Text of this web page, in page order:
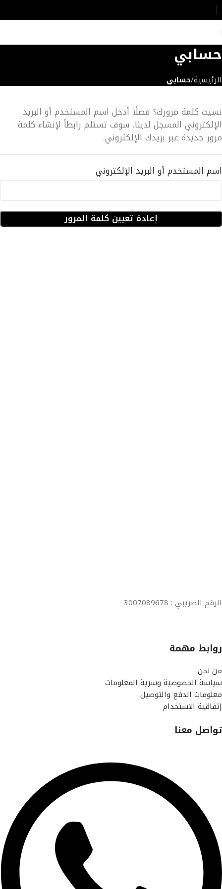
حسابي
الرئيسية حسابي
نسيت كلمة مرورك؟ فضلًا أدخل اسم المستخدم أو البريد
الإلكتروني المسجل لدينا. سوف تستلم رابطاً لإنشاء كلمة
مرور جديدة عبر بريدك الإلكتروني.
اسم المستخدم أو البريد الإلكتروني
إعادة تعيين كلمة المرور
الرقم الضريبي : 3007089678
روابط مهمة
من نحن
سياسة الخصوصية وسرية المعلومات
معلومات الدفع والتوصيل
إتفاقية الاستخدام
تواصل معنا